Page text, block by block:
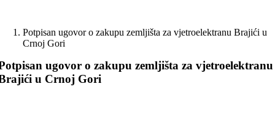
Potpisan ugovor o zakupu zemljišta za vjetroelektranu Brajići u
Crnoj Gori
ugovor o zakupu zemljišta za vjetroelektranu
u Crnoj Gori